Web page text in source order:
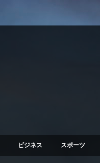
ビジネス スポーツ